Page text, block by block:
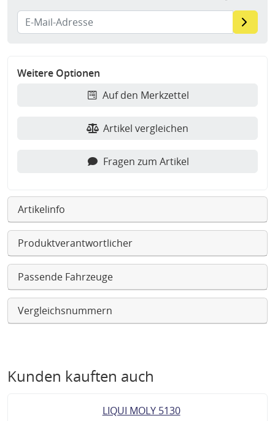
Weitere Optionen
Auf den Merkzettel
Artikel vergleichen
Fragen zum Artikel
Artikelinfo
Produktverantwortlicher
Passende Fahrzeuge
Vergleichsnummern
Kunden kauften auch
LIQUI MOLY 5130